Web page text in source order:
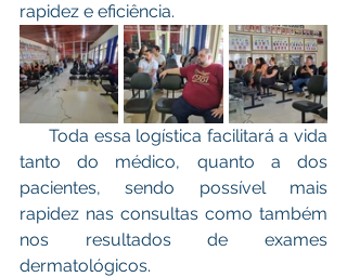
rapidez e eficiência.
      Toda essa logística facilitará a vida
tanto do médico, quanto a dos
pacientes, sendo possível mais
rapidez nas consultas como também
nos resultados de exames
dermatológicos.